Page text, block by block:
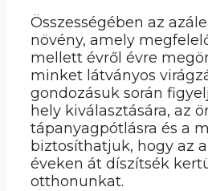
Összességében az
növény, amely
mellett évről évre
minket látványos
gondozásuk során
hely kiválasztására, az
tápanyagpótlásra és a
biztosíthatjuk, hogy az
éveken át díszítsék
otthonunkat.